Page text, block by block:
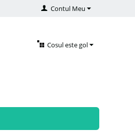
Contul Meu
Cosul este gol